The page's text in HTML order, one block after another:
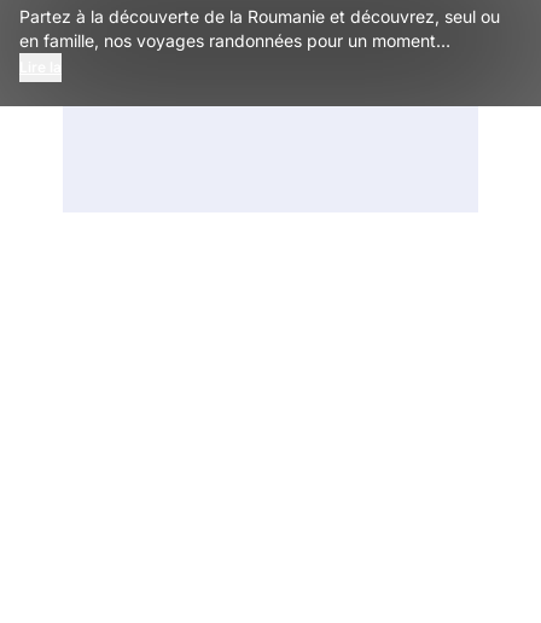
Partez à la découverte de la Roumanie et découvrez, seul ou
en famille, nos voyages randonnées pour un moment